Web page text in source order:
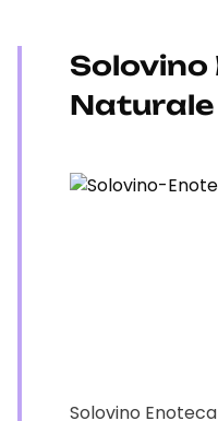
Solovino
Naturale
Solovino